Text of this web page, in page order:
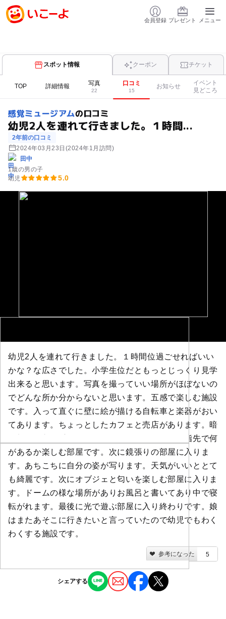
会員登録 プレゼント メニュー
スポット情報 クーポン チケット
TOP 詳細情報 写真
22
口コミ
15
お知らせ
イベント
見どころ
感覚ミュージアムの口コミ
幼児2人を連れて行きました。１時間...
2年前の口コミ
2024年03月23日 (2024年1月訪問)
田中
1歳の男の子
幼児
5.0
幼児2人を連れて行きました。１時間位過ごせればいい
かな？な広さでした。小学生位だともっとじっくり見学
出来ると思います。写真を撮っていい場所がほぼないの
でどんな所か分からないと思います。五感で楽しむ施設
です。入って直ぐに壁に絵が描ける自転車と楽器がおい
てあります。ちょっとしたカフェと売店があります。暗
い部屋に入り手探りしながら進んで行きます。指先で何
があるか楽しむ部屋です。次に鏡張りの部屋に入りま
す。あちこちに自分の姿が写ります。天気がいいととて
も綺麗です。次にオブジェと匂いを楽しむ部屋に入りま
す。ドームの様な場所がありお風呂と書いてあり中で寝
転がれます。最後に光で遊ぶ部屋に入り終わりです。娘
はまたあそこに行きたいと言っていたので幼児でもわく
わくする施設です。
参考になった 5
シェアする